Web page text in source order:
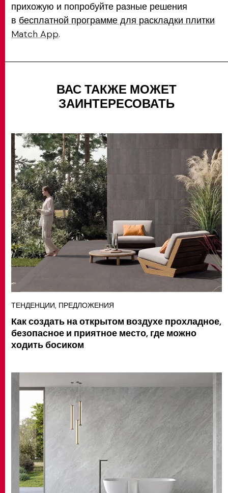
прихожую и попробуйте разные решения
в бесплатной программе для раскладки плитки
Match App.
ВАС ТАКЖЕ МОЖЕТ
ЗАИНТЕРЕСОВАТЬ
ТЕНДЕНЦИИ, ПРЕДЛОЖЕНИЯ
Как создать на открытом воздухе прохладное,
безопасное и приятное место, где можно
ходить босиком